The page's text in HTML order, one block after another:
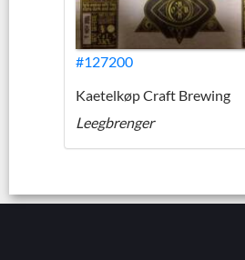
#127200
Kaetelkøp Craft Brewing
Leegbrenger